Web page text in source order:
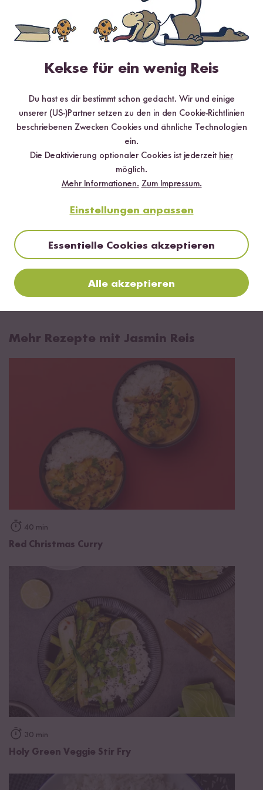
Digitales Rezeptbuch per E-Mail
✔️ 25 leckere Rezepte aus unseren bunten Kochwelten
✔️ Von Sushi über Curry bis hin zu Desserts
Jetzt sichern
*Das Digitale Rezeptbuch wird dir nach vollständiger Anmeldung zum Newsletter
Mehr Rezepte mit Jasmin Reis
40 min
Red Christmas Curry
30 min
Holy Green Veggie Stir Fry
Kekse für ein wenig Reis
Du hast es dir bestimmt schon gedacht. Wir und einige
unserer (US-)Partner setzen zu den in den Cookie-Richtlinien
beschriebenen Zwecken Cookies und ähnliche Technologien
ein.
Die Deaktivierung optionaler Cookies ist jederzeit hier
möglich.
Mehr Informationen. Zum Impressum.
Einstellungen anpassen
Essentielle Cookies akzeptieren
Alle akzeptieren